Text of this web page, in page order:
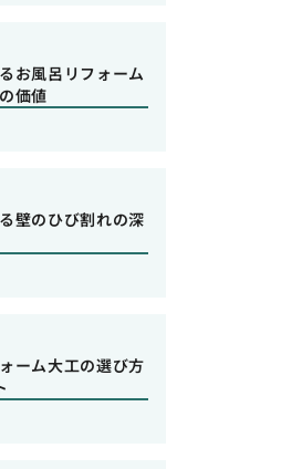
お風呂リフォーム
価値
壁のひび割れの深
ーム大工の選び方